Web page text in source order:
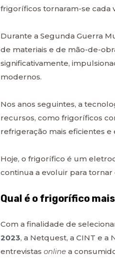
frigoríficos tornaram-se cada
Durante a Segunda Guerra
de materiais e de mão-de-
significativamente,
modernos.
Nos anos seguintes, a
recursos, como frigoríficos
refrigeração mais eficientes e
Hoje, o frigorífico é um
continua a evoluir para
Qual é o frigorífico
Com a finalidade de
2023, a Netquest, a CINT e
entrevistas online a